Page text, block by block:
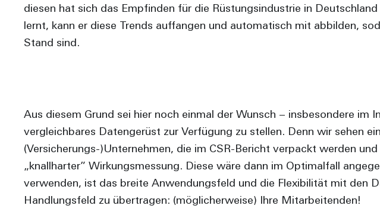
diesen hat sich das Empfinden für die Rüstungsindustrie in
lernt, kann er diese Trends auffangen und automatisch mit abbilden,
Stand sind.
Aus diesem Grund sei hier noch einmal der Wunsch – insbesondere im
vergleichbares Datengerüst zur Verfügung zu stellen. Denn wir sehen
(Versicherungs-)Unternehmen, die im CSR-Bericht verpackt werden
„knallharter” Wirkungsmessung. Diese wäre dann im Optimalfall
verwenden, ist das breite Anwendungsfeld und die Flexibilität mit den
Handlungsfeld zu übertragen: (möglicherweise) Ihre Mitarbeitenden!